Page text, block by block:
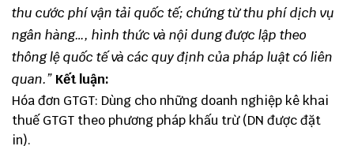
thu cước phí vận tải quốc tế; chứng từ thu phí dịch vụ
ngân hàng…, hình thức và nội dung được lập theo
thông lệ quốc tế và các quy định của pháp luật có liên
quan.” Kết luận:
Hóa đơn GTGT: Dùng cho những doanh nghiệp kê khai
thuế GTGT theo phương pháp khấu trừ (DN được đặt
in).